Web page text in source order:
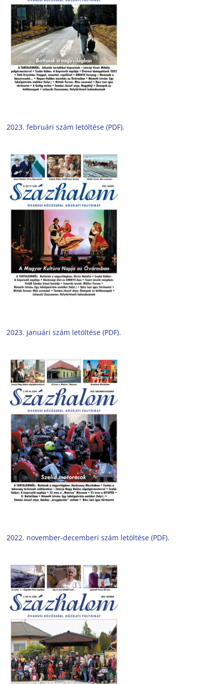
2023. februári szám letöltése (PDF).
2023. januári szám letöltése (PDF).
2022. november-decemberi szám letöltése (PDF).